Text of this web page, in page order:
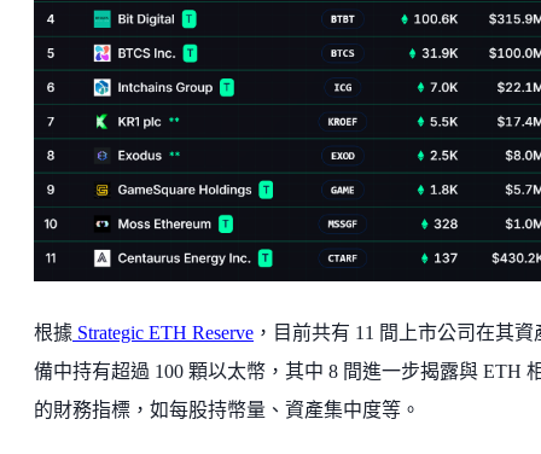
根據 Strategic ETH Reserve ，目前共有 11 間上市公司在其資
備中持有超過 100 顆以太幣，其中 8 間進一步揭露與 ETH
的財務指標，如每股持幣量、資產集中度等。